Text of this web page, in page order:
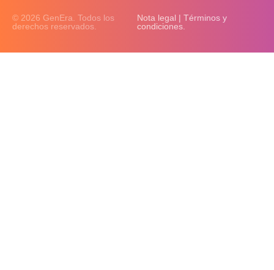
© 2026 GenEra. Todos los
derechos reservados.
Nota legal | Términos y
condiciones.